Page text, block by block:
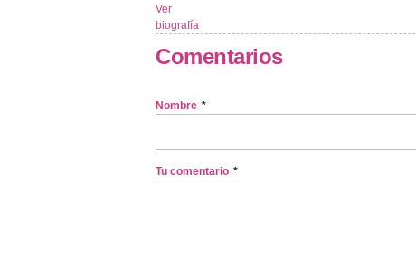
Ver
biografía
Comentarios
Nombre *
Tu comentario *